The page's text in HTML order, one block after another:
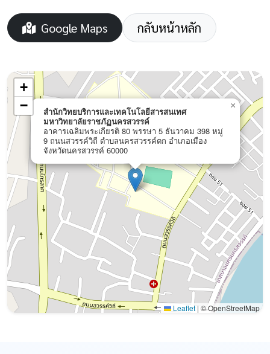
Google Maps กลับหน้าหลัก
สำนักวิทยบริการและเทคโนโลยีสารสนเทศ
มหาวิทยาลัยราชภัฏนครสวรรค์
อาคารเฉลิมพระเกียรติ 80 พรรษา 5 ธันวาคม 398 หมู่
9 ถนนสวรรค์วิถี ตำบลนครสวรรค์ตก อำเภอเมือง
จังหวัดนครสวรรค์ 60000
×
+
−
Leaflet | © OpenStreetMap